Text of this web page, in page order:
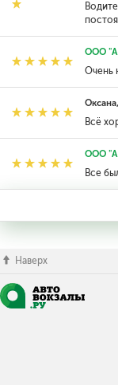
ООО
Очень
Оксана,
Всё
ООО
Все
Наверх